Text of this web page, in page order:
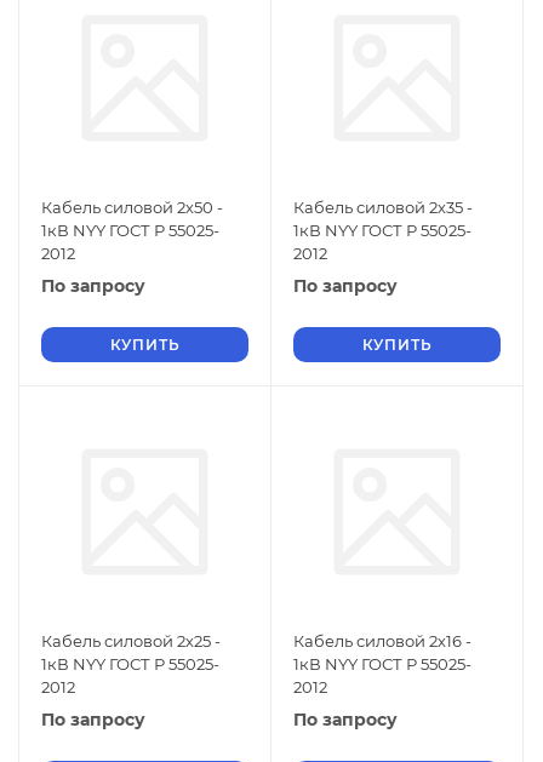
Кабель силовой 2х50 -
1кВ NYY ГОСТ Р 55025-
2012
По запросу
КУПИТЬ
Кабель силовой 2х35 -
1кВ NYY ГОСТ Р 55025-
2012
По запросу
КУПИТЬ
Кабель силовой 2х25 -
1кВ NYY ГОСТ Р 55025-
2012
По запросу
Кабель силовой 2х16 -
1кВ NYY ГОСТ Р 55025-
2012
По запросу